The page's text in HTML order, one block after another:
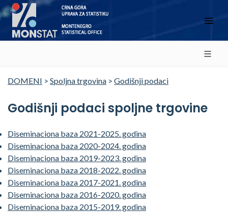
DOMENI > Spoljna trgovina > Godišnji podaci
Godišnji podaci spoljne trgovine
Diseminaciona baza 2021-2025. godina
Diseminaciona baza 2020-2024. godina
Diseminaciona baza 2019-2023. godina
Diseminaciona baza 2018-2022. godina
Diseminaciona baza 2017-2021. godina
Diseminaciona baza 2016-2020. godina
Diseminaciona baza 2015-2019. godina